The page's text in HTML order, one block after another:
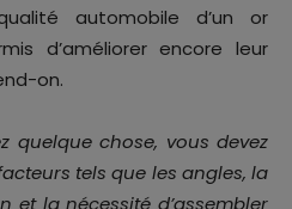
automobile d’un or
d’améliorer encore leur
on.
quelque chose, vous devez
tels que les angles, la
et la nécessité d’assembler